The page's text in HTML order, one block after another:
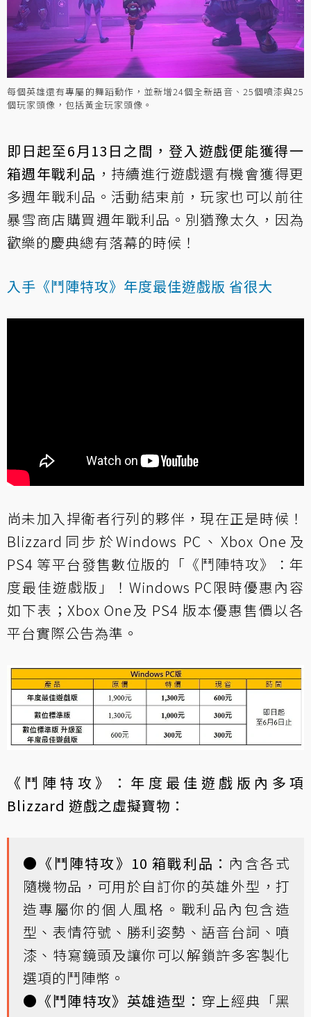
每個英雄還有專屬的舞蹈動作，並新增24個全新語音、25個噴漆與25
個玩家頭像，包括黃金玩家頭像。
即日起至6月13日之間，登入遊戲便能獲得一
箱週年戰利品 ，持續進行遊戲還有機會獲得更
多週年戰利品。活動結束前，玩家也可以前往
暴雪商店購買週年戰利品。別猶豫太久，因為
歡樂的慶典總有落幕的時候！
入手《鬥陣特攻》年度最佳遊戲版 省很大
尚未加入捍衛者行列的夥伴，現在正是時候！
Blizzard同步於Windows PC、Xbox One及
PS4 等平台發售數位版的「《鬥陣特攻》：年
度最佳遊戲版」！Windows PC限時優惠內容
如下表；Xbox One及 PS4 版本優惠售價以各
平台實際公告為準。
《鬥陣特攻》：年度最佳遊戲版內多項
Blizzard 遊戲之虛擬寶物：
● 《鬥陣特攻》10 箱戰利品： 內含各式
隨機物品，可用於自訂你的英雄外型，打
造專屬你的個人風格。戰利品內包含造
型、表情符號、勝利姿勢、語音台詞、噴
漆、特寫鏡頭及讓你可以解鎖許多客製化
選項的鬥陣幣。
● 《鬥陣特攻》英雄造型： 穿上經典「黑